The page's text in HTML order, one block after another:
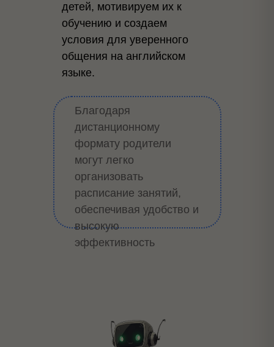
детей, мотивируем их к
обучению и создаем
условия для уверенного
общения на английском
языке.
Благодаря
дистанционному
формату родители
могут легко
организовать
расписание занятий,
обеспечивая удобство и
высокую
эффективность